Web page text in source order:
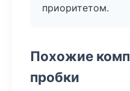
приоритетом.
Похожие
пробки